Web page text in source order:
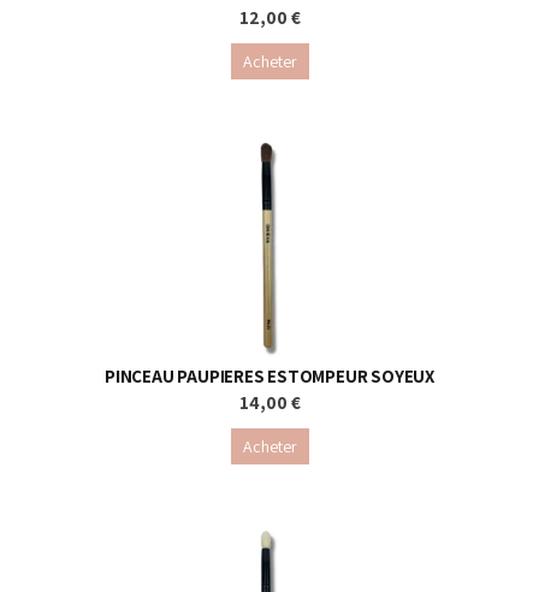
12,00 €
Acheter
PINCEAU PAUPIERES ESTOMPEUR SOYEUX
14,00 €
Acheter